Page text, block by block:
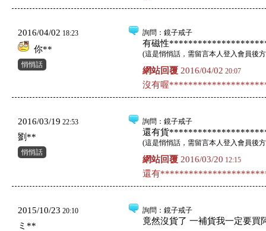
2016/04/02 18:23
你**
悄悄話
詢問 ：鏡子戒子
有磁性
(這是悄悄話，需留言本人登入會員後
網站回覆 2016/04/02 20:07
沒有喔
2016/03/19 22:53
劉**
悄悄話
詢問 ：鏡子戒子
還有貨
(這是悄悄話，需留言本人登入會員後
網站回覆 2016/03/20 12:15
還有
2015/10/23 20:10
ミ**
詢問 ：鏡子戒子
竟然沒貨了 一補貨我一定要買